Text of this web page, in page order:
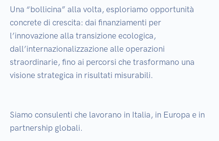
Una “bollicina” alla volta, esploriamo opportunità
concrete di crescita: dai finanziamenti per
l’innovazione alla transizione ecologica,
dall’internazionalizzazione alle operazioni
straordinarie, fino ai percorsi che trasformano una
visione strategica in risultati misurabili.
Siamo consulenti che lavorano in Italia, in Europa e in
partnership globali.